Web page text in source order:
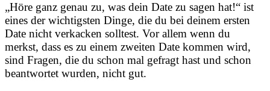
„Höre ganz genau zu, was dein Date zu sagen hat!“ ist
eines der wichtigsten Dinge, die du bei deinem ersten
Date nicht verkacken solltest. Vor allem wenn du
merkst, dass es zu einem zweiten Date kommen wird,
sind Fragen, die du schon mal gefragt hast und schon
beantwortet wurden, nicht gut.